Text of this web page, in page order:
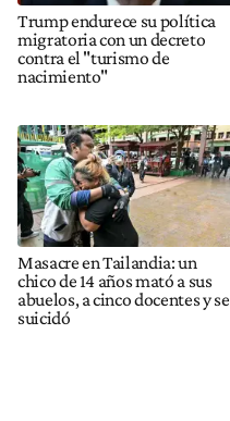
Trump endurece su política
migratoria con un decreto
contra el "turismo de
nacimiento"
Masacre en Tailandia: un
chico de 14 años mató a sus
abuelos, a cinco docentes y se
suicidó